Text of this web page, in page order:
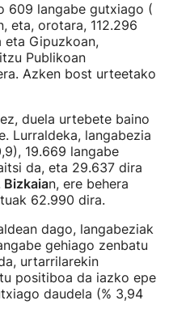
609 langabe gutxiago (
eta, orotara, 112.296
eta Gipuzkoan,
Publikoan
Azken bost urteetako
duela urtebete baino
Lurraldeka, langabezia
19.669 langabe
da, eta 29.637 dira
Bizkaian, ere behera
62.990 dira.
dago, langabeziak
gehiago zenbatu
urtarrilarekin
positiboa da iazko epe
daudela (% 3,94